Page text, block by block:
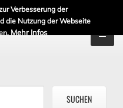
Verbesserung der
die Nutzung der Webseite
Mehr Infos